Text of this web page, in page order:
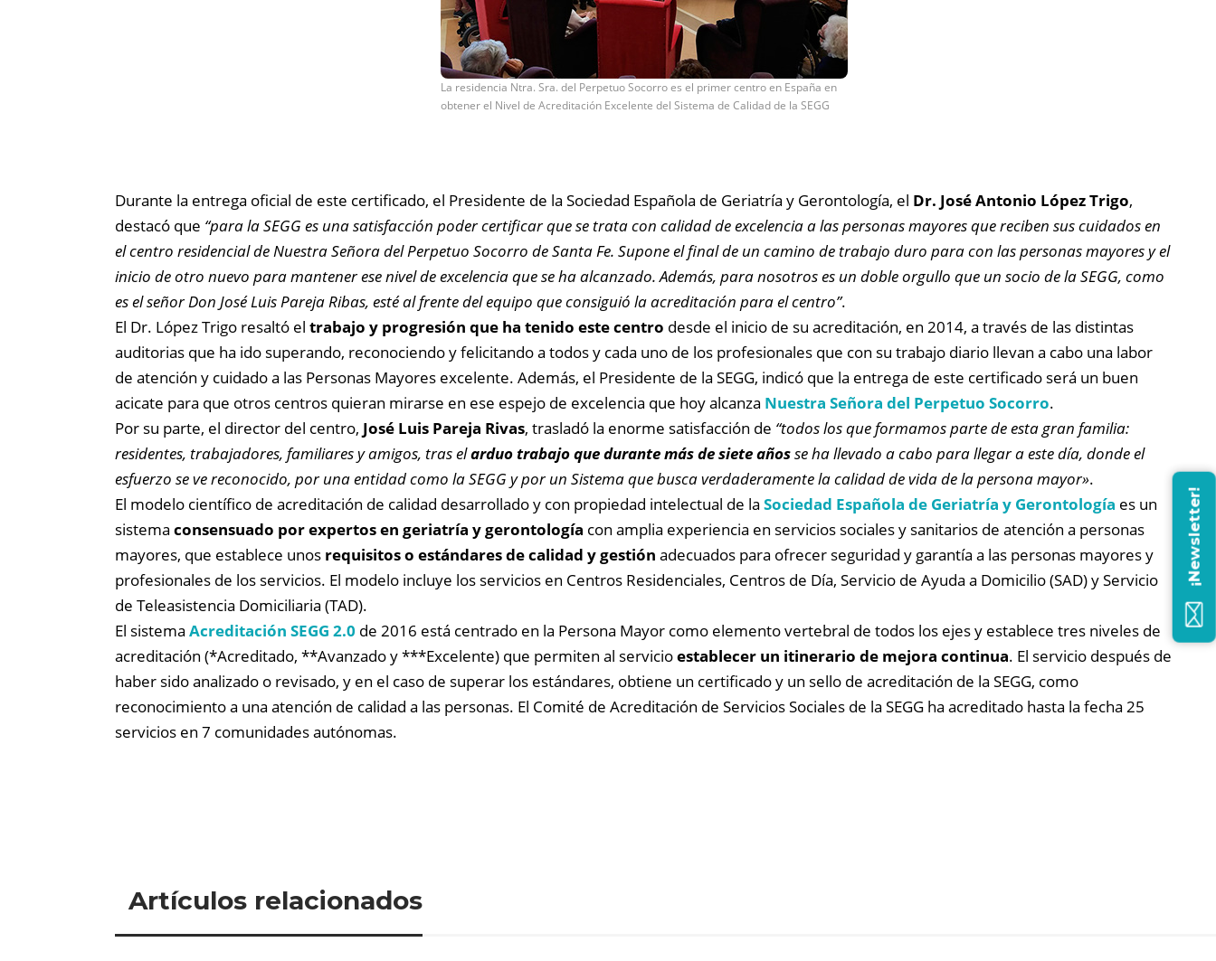
La residencia Ntra. Sra. del Perpetuo Socorro es el primer centro en España en
obtener el Nivel de Acreditación Excelente del Sistema de Calidad de la SEGG
Durante la entrega oficial de este certificado, el Presidente de la Sociedad Española de Geriatría y Gerontología, el Dr. José Antonio López Trigo,
destacó que “para la SEGG es una satisfacción poder certificar que se trata con calidad de excelencia a las personas mayores que reciben sus cuidados en
el centro residencial de Nuestra Señora del Perpetuo Socorro de Santa Fe. Supone el final de un camino de trabajo duro para con las personas mayores y el
inicio de otro nuevo para mantener ese nivel de excelencia que se ha alcanzado. Además, para nosotros es un doble orgullo que un socio de la SEGG, como
es el señor Don José Luis Pareja Ribas, esté al frente del equipo que consiguió la acreditación para el centro”.
El Dr. López Trigo resaltó el trabajo y progresión que ha tenido este centro desde el inicio de su acreditación, en 2014, a través de las distintas
auditorias que ha ido superando, reconociendo y felicitando a todos y cada uno de los profesionales que con su trabajo diario llevan a cabo una labor
de atención y cuidado a las Personas Mayores excelente. Además, el Presidente de la SEGG, indicó que la entrega de este certificado será un buen
acicate para que otros centros quieran mirarse en ese espejo de excelencia que hoy alcanza Nuestra Señora del Perpetuo Socorro.
Por su parte, el director del centro, José Luis Pareja Rivas, trasladó la enorme satisfacción de “todos los que formamos parte de esta gran familia:
residentes, trabajadores, familiares y amigos, tras elarduo trabajo que durante más de siete añosse ha llevado a cabo para llegar a este día, donde el
esfuerzo se ve reconocido, por una entidad como la SEGG y por un Sistema que busca verdaderamente la calidad de vida de la persona mayor».
El modelo científico de acreditación de calidad desarrollado y con propiedad intelectual de la Sociedad Española de Geriatría y Gerontología es un
sistema consensuado por expertos en geriatría y gerontología con amplia experiencia en servicios sociales y sanitarios de atención a personas
mayores, que establece unos requisitos o estándares de calidad y gestión adecuados para ofrecer seguridad y garantía a las personas mayores y
profesionales de los servicios. El modelo incluye los servicios en Centros Residenciales, Centros de Día, Servicio de Ayuda a Domicilio (SAD) y Servicio
de Teleasistencia Domiciliaria (TAD).
El sistema Acreditación SEGG 2.0 de 2016 está centrado en la Persona Mayor como elemento vertebral de todos los ejes y establece tres niveles de
acreditación (*Acreditado, **Avanzado y ***Excelente) que permiten al servicioestablecer un itinerario de mejora continua. El servicio después de
haber sido analizado o revisado, y en el caso de superar los estándares, obtiene un certificado y un sello de acreditación de la SEGG, como
reconocimiento a una atención de calidad a las personas. El Comité de Acreditación de Servicios Sociales de la SEGG ha acreditado hasta la fecha 25
servicios en 7 comunidades autónomas.
Artículos relacionados
¡Newsletter!